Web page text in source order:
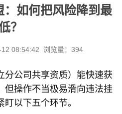
：如何把风险降到最
？
12 08:54:42 浏览量：394
分公司共享资质）能快速获
但操作不当极易滑向违法挂
以下五个环节。